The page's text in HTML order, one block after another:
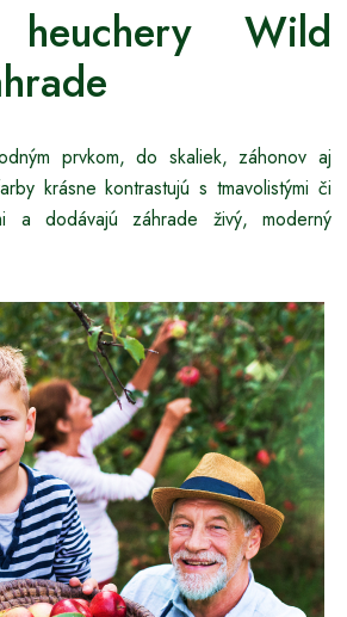
heuchery Wild
prvkom, do skaliek, záhonov aj
krásne kontrastujú s tmavolistými či
a dodávajú záhrade živý, moderný